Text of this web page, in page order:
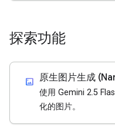
探索功能
imagesmode 原生图片生成
使用 Gemini 2.5
化的图片。